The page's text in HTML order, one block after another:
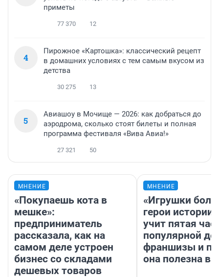
приметы
77 370 12
4
Пирожное «Картошка»: классический рецепт
в домашних условиях с тем самым вкусом из
детства
30 275 13
5
Авиашоу в Мочище — 2026: как добраться до
аэродрома, сколько стоят билеты и полная
программа фестиваля «Вива Авиа!»
27 321 50
МНЕНИЕ
«Покупаешь кота в
мешке»:
предприниматель
рассказала, как на
самом деле устроен
бизнес со складами
дешевых товаров
МНЕНИЕ
«Игрушки
герои
учит пятая
популярной
франшизы и
она полезна